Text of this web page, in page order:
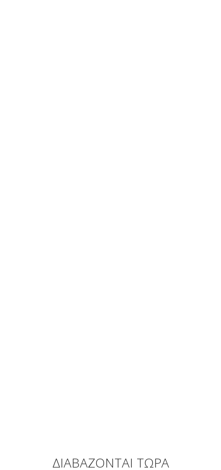
ΔΙΑΒΑΖΟΝΤΑΙ ΤΩΡΑ